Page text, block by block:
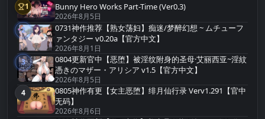
第1名
1 Bunny Hero Works Part-Time (Ver0.3)
2026年8月5日
第2名
2
0731神作推荐【熟女荡妇】痴迷/梦醉幻想 ~ ムチューフ
ァンタジー v0.20a【官方中文】
2026年8月1日
第3名
3
0804更新官中【恶堕】被淫纹附身的圣母·艾丽西亚~淫紋
憑きのマザー・アリシア v1.5【官方中文】
2026年8月5日
第4名
4
0805神作有更【女主恶堕】绯月仙行录 Verv1.291【官中
无码】
2026年8月6日